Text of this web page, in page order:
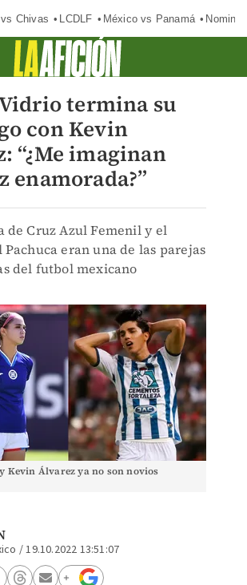
Chivas LCDLF México vs Panamá
termina su
con Kevin
“¿Me imaginan
enamorada?”
de Cruz Azul Femenil y el
Pachuca eran una de las parejas
del futbol mexicano
Kevin Álvarez ya no son novios
/19.10.2022 13:51:07